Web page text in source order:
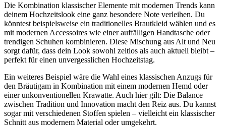
Die Kombination klassischer Elemente mit modernen Trends kann
deinem Hochzeitslook eine ganz besondere Note verleihen. Du
könntest beispielsweise ein traditionelles Brautkleid wählen und es
mit modernen Accessoires wie einer auffälligen Handtasche oder
trendigen Schuhen kombinieren. Diese Mischung aus Alt und Neu
sorgt dafür, dass dein Look sowohl zeitlos als auch aktuell bleibt –
perfekt für einen unvergesslichen Hochzeitstag.
Ein weiteres Beispiel wäre die Wahl eines klassischen Anzugs für
den Bräutigam in Kombination mit einem modernen Hemd oder
einer unkonventionellen Krawatte. Auch hier gilt: Die Balance
zwischen Tradition und Innovation macht den Reiz aus. Du kannst
sogar mit verschiedenen Stoffen spielen – vielleicht ein klassischer
Schnitt aus modernem Material oder umgekehrt.